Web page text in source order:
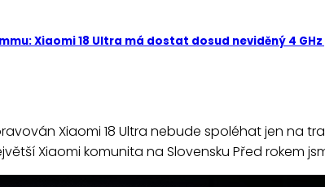
Xiaomi 18 Ultra má dostat dosud neviděný 4
Xiaomi 18 Ultra nebude spoléhat jen
Xiaomi komunita na Slovensku Před rokem